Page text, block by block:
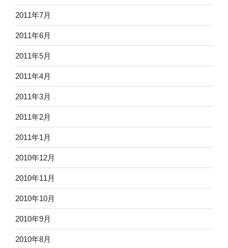
2011年7月
2011年6月
2011年5月
2011年4月
2011年3月
2011年2月
2011年1月
2010年12月
2010年11月
2010年10月
2010年9月
2010年8月